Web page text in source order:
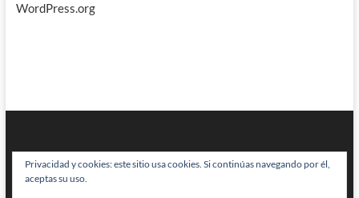
WordPress.org
Privacidad y cookies: este sitio usa cookies. Si continúas navegando por él,
aceptas su uso.